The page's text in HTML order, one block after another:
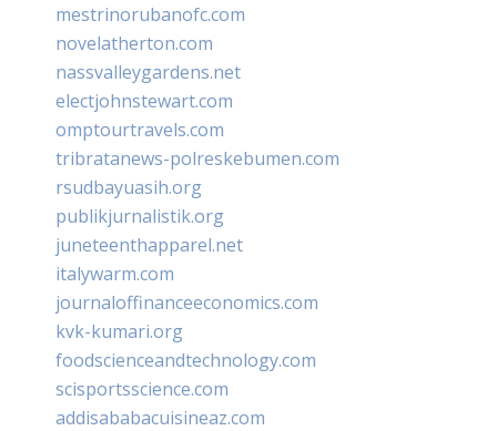
mestrinorubanofc.com
novelatherton.com
nassvalleygardens.net
electjohnstewart.com
omptourtravels.com
tribratanews-polreskebumen.com
rsudbayuasih.org
publikjurnalistik.org
juneteenthapparel.net
italywarm.com
journaloffinanceeconomics.com
kvk-kumari.org
foodscienceandtechnology.com
scisportsscience.com
addisababacuisineaz.com